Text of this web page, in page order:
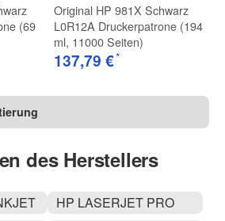
(69
Original HP 981X Schwarz
L0R12A Druckerpatrone (194
ml, 11000 Seiten)
137,79 €*
des Herstellers
HP LASERJET PRO